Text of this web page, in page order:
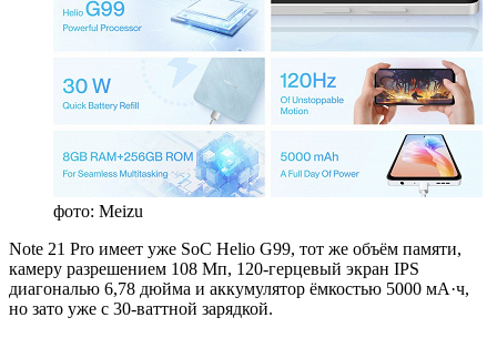
фото: Meizu
Note 21 Pro имеет уже SoC Helio G99, тот же объём памяти,
камеру разрешением 108 Мп, 120-герцевый экран IPS
диагональю 6,78 дюйма и аккумулятор ёмкостью 5000 мА·ч,
но зато уже с 30-ваттной зарядкой.